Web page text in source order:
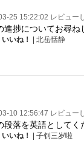
25 15:22:02 レビュー
進捗についてお尋
いいね！ | 北岳恬静
10 12:56:47 レビュー
段落を英語として
いいね！ | 子钊三岁啦